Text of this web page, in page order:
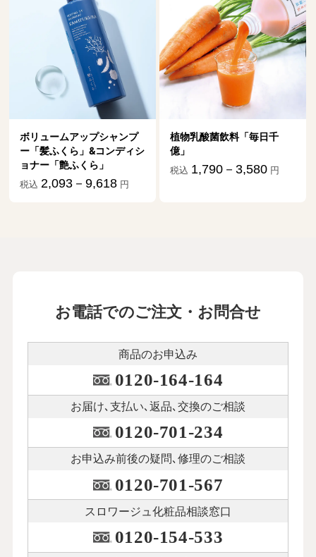
植物乳酸菌飲料「毎日千
億」
税込 1,790－3,580
搾り立てエゴマ油
税込 1,890－3,780 円
お電話でのご注文・お問合せ
商品のお申込み
0120-164-164
お届け､支払い､ 返品､交換のご相談
0120-701-234
お申込み前後の疑問､修理のご相談
0120-701-567
スロワージュ化粧品相談窓口
0120-154-533